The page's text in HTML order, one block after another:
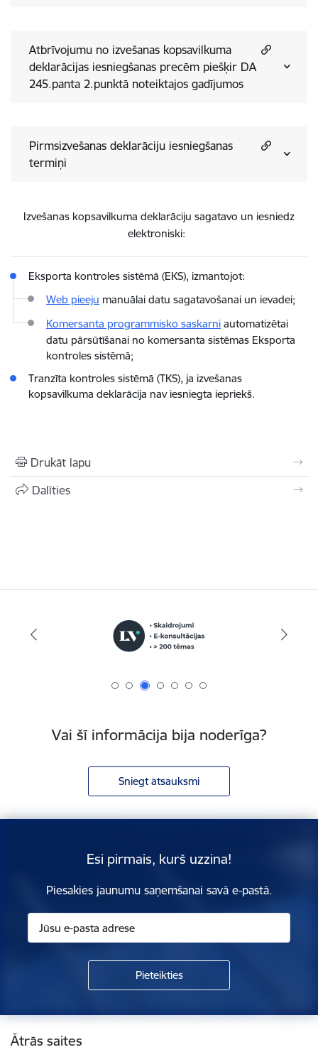
Atbrīvojumu no izvešanas kopsavilkuma
deklarācijas iesniegšanas precēm piešķir DA
245.panta 2.punktā noteiktajos gadījumos
Pirmsizvešanas deklarāciju iesniegšanas
termiņi
Izvešanas kopsavilkuma deklarāciju sagatavo un iesniedz
elektroniski:
Eksporta kontroles sistēmā (EKS), izmantojot:
Web pieeju manuālai datu sagatavošanai un ievadei;
Komersanta programmisko saskarni automatizētai
datu pārsūtīšanai no komersanta sistēmas Eksporta
kontroles sistēmā;
Tranzīta kontroles sistēmā (TKS), ja izvešanas
kopsavilkuma deklarācija nav iesniegta iepriekš.
Drukāt lapu
Dalīties
Vai šī informācija bija noderīga?
Sniegt atsauksmi
Esi pirmais, kurš uzzina!
Piesakies jaunumu saņemšanai savā e-pastā.
Kājene
Ātrās saites